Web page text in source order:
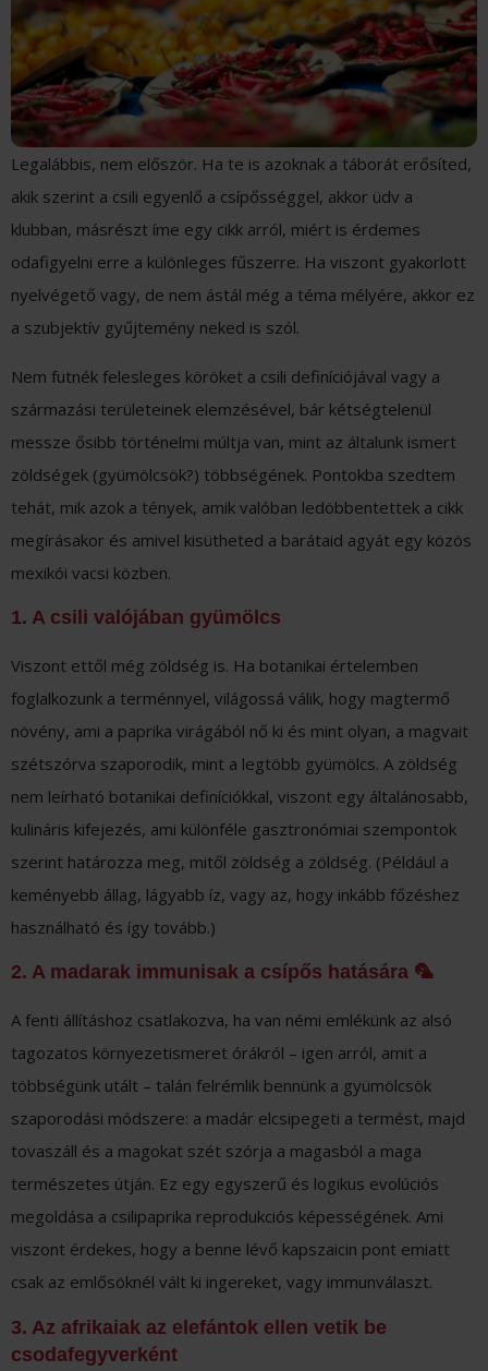
Legalábbis, nem először. Ha te is azoknak a táborát erősíted,
akik szerint a csili egyenlő a csípősséggel, akkor üdv a
klubban, másrészt íme egy cikk arról, miért is érdemes
odafigyelni erre a különleges fűszerre. Ha viszont gyakorlott
nyelvégető vagy, de nem ástál még a téma mélyére, akkor ez
a szubjektív gyűjtemény neked is szól.
Nem futnék felesleges köröket a csili definíciójával vagy a
származási területeinek elemzésével, bár kétségtelenül
messze ősibb történelmi múltja van, mint az általunk ismert
zöldségek (gyümölcsök?) többségének. Pontokba szedtem
tehát, mik azok a tények, amik valóban ledöbbentettek a cikk
megírásakor és amivel kisütheted a barátaid agyát egy közös
mexikói vacsi közben.
1. A csili valójában gyümölcs
Viszont ettől még zöldség is. Ha botanikai értelemben
foglalkozunk a terménnyel, világossá válik, hogy magtermő
növény, ami a paprika virágából nő ki és mint olyan, a magvait
szétszórva szaporodik, mint a legtöbb gyümölcs. A zöldség
nem leírható botanikai definíciókkal, viszont egy általánosabb,
kulináris kifejezés, ami különféle gasztronómiai szempontok
szerint határozza meg, mitől zöldség a zöldség. (Például a
keményebb állag, lágyabb íz, vagy az, hogy inkább főzéshez
használható és így tovább.)
2. A madarak immunisak a csípős hatására 🦜
A fenti állításhoz csatlakozva, ha van némi emlékünk az alsó
tagozatos környezetismeret órákról – igen arról, amit a
többségünk utált – talán felrémlik bennünk a gyümölcsök
szaporodási módszere: a madár elcsipegeti a termést, majd
tovaszáll és a magokat szét szórja a magasból a maga
természetes útján. Ez egy egyszerű és logikus evolúciós
megoldása a csilipaprika reprodukciós képességének. Ami
viszont érdekes, hogy a benne lévő kapszaicin pont emiatt
csak az emlősöknél vált ki ingereket, vagy immunválaszt.
3. Az afrikaiak az elefántok ellen vetik be
csodafegyverként